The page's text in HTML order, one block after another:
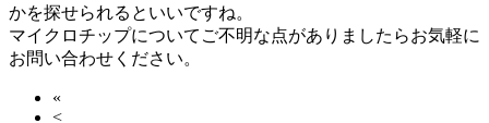
かを探せられるといいですね。
マイクロチップについてご不明な点がありましたらお気軽に
お問い合わせください。
«
<